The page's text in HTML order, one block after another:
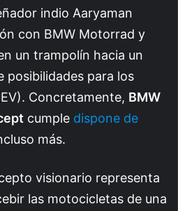
indio Aaryaman
con BMW Motorrad y
un trampolín hacia un
posibilidades para los
Concretamente, BMW
cumple dispone de
más.
visionario representa
las motocicletas de una